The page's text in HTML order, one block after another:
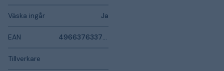
Väska ingår Ja
EAN 4966376337217
Tillverkare